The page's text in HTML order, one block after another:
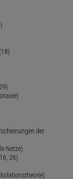
der
Netze)
26)